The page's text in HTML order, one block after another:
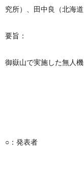
究所）、田中良（北海道
要旨：
御嶽山で実施した無人
○：発表者